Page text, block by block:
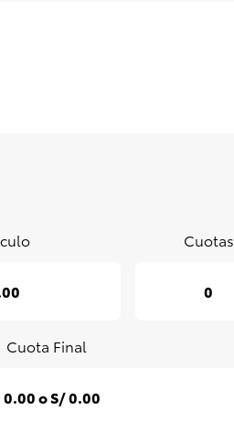
Cuotas
0
Cuota Final
0.00 o S/ 0.00